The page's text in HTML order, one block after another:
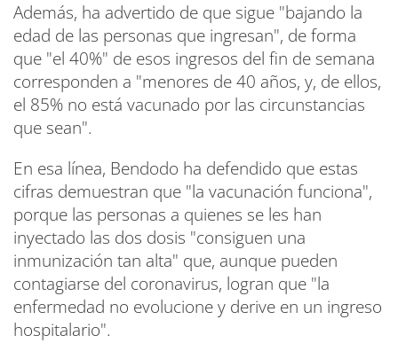
Además, ha advertido de que sigue "bajando la
edad de las personas que ingresan", de forma
que "el 40%" de esos ingresos del fin de semana
corresponden a "menores de 40 años, y, de ellos,
el 85% no está vacunado por las circunstancias
que sean".
En esa línea, Bendodo ha defendido que estas
cifras demuestran que "la vacunación funciona",
porque las personas a quienes se les han
inyectado las dos dosis "consiguen una
inmunización tan alta" que, aunque pueden
contagiarse del coronavirus, logran que "la
enfermedad no evolucione y derive en un ingreso
hospitalario".